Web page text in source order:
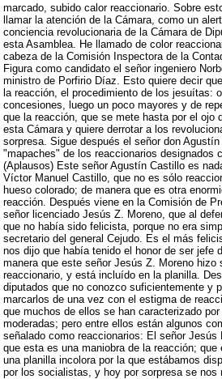
marcado, subido calor reaccionario. Sobre
llamar la atención de la Cámara, como un
conciencia revolucionaria de la Cámara de
esta Asamblea. He llamado de color
cabeza de la Comisión Inspectora de la
Figura como candidato el señor ingeniero
ministro de Porfirio Díaz. Esto quiere decir
la reacción, el procedimiento de los jesuítas:
concesiones, luego un poco mayores y de
que la reacción, que se mete hasta por el ojo
esta Cámara y quiere derrotar a los
sorpresa. Sigue después el señor don
"mapaches" de los reaccionarios designados
(Aplausos) Este señor Agustín Castillo es
Víctor Manuel Castillo, que no es sólo
hueso colorado; de manera que es otra
reacción. Después viene en la Comisión de
señor licenciado Jesús Z. Moreno, que al
que no había sido felicista, porque no era
secretario del general Cejudo. Es el más
nos dijo que había tenido el honor de ser jefe
manera que este señor Jesús Z. Moreno hizo
reaccionario, y está incluído en la planilla.
diputados que no conozco suficientemente y
marcarlos de una vez con el estigma de
que muchos de ellos se han caracterizado
moderadas; pero entre ellos están algunos
señalado como reaccionarios: El señor Jesús
que esta es una maniobra de la reacción;
una planilla incolora por la que estábamos
por los socialistas, y hoy por sorpresa se nos